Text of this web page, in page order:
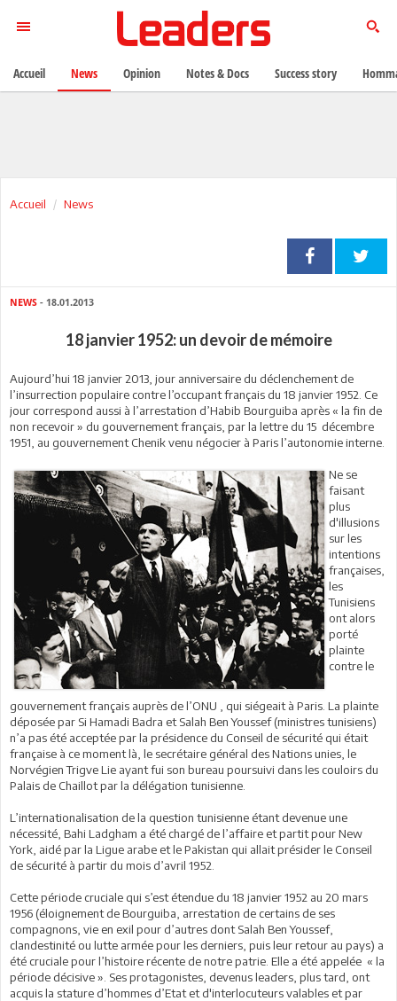
Accueil News
NEWS - 18.01.2013
18 janvier 1952: un devoir de mémoire
Aujourd’hui 18 janvier 2013, jour anniversaire du déclenchement de
l’insurrection populaire contre l’occupant français du 18 janvier 1952. Ce
jour correspond aussi à l’arrestation d’Habib Bourguiba après « la fin de
non recevoir » du gouvernement français, par la lettre du 15 décembre
1951, au gouvernement Chenik venu négocier à Paris l’autonomie interne.
Ne se
faisant
plus
d'illusions
sur les
intentions
françaises,
les
Tunisiens
ont alors
porté
plainte
contre le
gouvernement français auprès de l’ONU , qui siégeait à Paris. La plainte
déposée par Si Hamadi Badra et Salah Ben Youssef (ministres tunisiens)
n’a pas été acceptée par la présidence du Conseil de sécurité qui était
française à ce moment là, le secrétaire général des Nations unies, le
Norvégien Trigve Lie ayant fui son bureau poursuivi dans les couloirs du
Palais de Chaillot par la délégation tunisienne.
L’internationalisation de la question tunisienne étant devenue une
nécessité, Bahi Ladgham a été chargé de l’affaire et partit pour New
York, aidé par la Ligue arabe et le Pakistan qui allait présider le Conseil
de sécurité à partir du mois d’avril 1952.
Cette période cruciale qui s’est étendue du 18 janvier 1952 au 20 mars
1956 (éloignement de Bourguiba, arrestation de certains de ses
compagnons, vie en exil pour d’autres dont Salah Ben Youssef,
clandestinité ou lutte armée pour les derniers, puis leur retour au pays) a
été cruciale pour l’histoire récente de notre patrie. Elle a été appelée « la
période décisive ». Ses protagonistes, devenus leaders, plus tard, ont
acquis la stature d’hommes d’Etat et d'interlocuteurs valables et par
Accueil News Opinion Notes & Docs Success story